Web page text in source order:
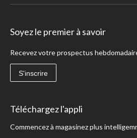
Soyez le premier à savoir
Recevez votre prospectus
S'inscrire
Téléchargez l'appli
Commencez à magasinez plus